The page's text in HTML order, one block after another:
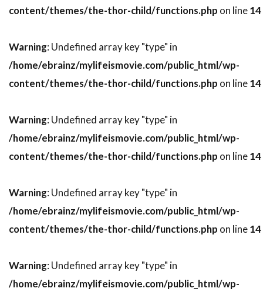
スティーヴン・ミリオン
スティーヴン・メイザー
スティーヴン・モファット
スティーヴ・イースティン
スティーヴ・ウィッティング
スティーヴ・カレル
スティーヴ・クーガン
スティーヴ・シェイガン
スティーヴ・ブシェミ
スティーヴ・メラー
スティーヴ・ローレンス
ステイシー・シェア
content/themes/the-thor-child/functions.php on line14
Warning: Undefined array key "type" in
/home/ebrainz/mylifeismovie.com/public_html/wp-
content/themes/the-thor-child/functions.php on line14
Warning: Undefined array key "type" in
/home/ebrainz/mylifeismovie.com/public_html/wp-
content/themes/the-thor-child/functions.php on line14
Warning: Undefined array key "type" in
/home/ebrainz/mylifeismovie.com/public_html/wp-
content/themes/the-thor-child/functions.php on line14
Warning: Undefined array key "type" in
/home/ebrainz/mylifeismovie.com/public_html/wp-